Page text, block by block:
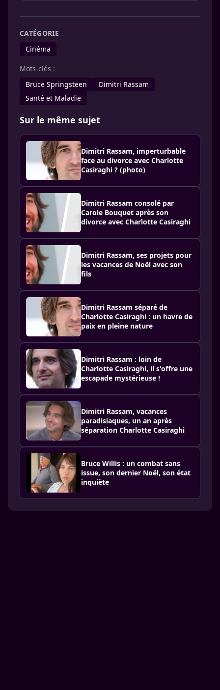
CATÉGORIE
Cinéma
Mots-clés :
Bruce Springsteen
Dimitri Rassam
Santé et Maladie
Sur le même sujet
Dimitri Rassam, imperturbable
face au divorce avec Charlotte
Casiraghi ? (photo)
Dimitri Rassam consolé par
Carole Bouquet après son
divorce avec Charlotte Casiraghi
Dimitri Rassam, ses projets pour
les vacances de Noël avec son
fils
Dimitri Rassam séparé de
Charlotte Casiraghi : un havre de
paix en pleine nature
Dimitri Rassam : loin de
Charlotte Casiraghi, il s'offre une
escapade mystérieuse !
Dimitri Rassam, vacances
paradisiaques, un an après
séparation Charlotte Casiraghi
Bruce Willis : un combat sans
issue, son dernier Noël, son état
inquiète